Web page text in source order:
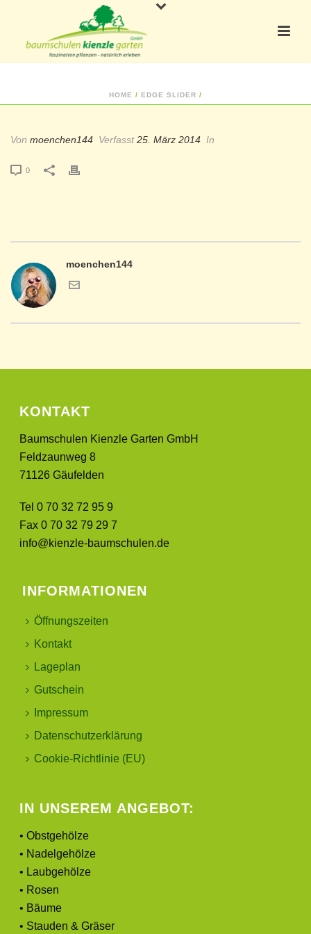
HOME / EDGE SLIDER /
Von moenchen144 Verfasst25. März 2014 In
0
moenchen144
KONTAKT
Baumschulen Kienzle Garten GmbH
Feldzaunweg 8
71126 Gäufelden
Tel 0 70 32 72 95 9
Fax 0 70 32 79 29 7
info@kienzle-baumschulen.de
INFORMATIONEN
Öffnungszeiten
Kontakt
Lageplan
Gutschein
Impressum
Datenschutzerklärung
Cookie-Richtlinie (EU)
IN UNSEREM ANGEBOT:
• Obstgehölze
• Nadelgehölze
• Laubgehölze
• Rosen
• Bäume
• Stauden & Gräser